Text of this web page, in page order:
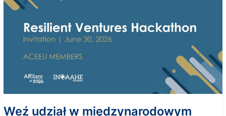
międzynarodowym
Ventures
Hackathon!
Weź udział w międzynarodowym